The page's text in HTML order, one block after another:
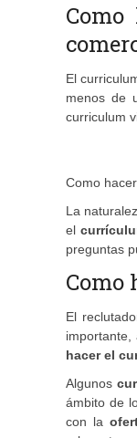
El
menos de
curriculum
Como
La
el
preguntas
Como
El
importante,
hacer el
Algunos
ámbito de
con la